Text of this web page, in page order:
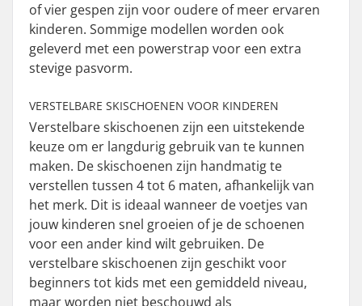
of vier gespen zijn voor oudere of meer ervaren
kinderen. Sommige modellen worden ook
geleverd met een powerstrap voor een extra
stevige pasvorm.
VERSTELBARE SKISCHOENEN VOOR KINDEREN
Verstelbare skischoenen zijn een uitstekende
keuze om er langdurig gebruik van te kunnen
maken. De skischoenen zijn handmatig te
verstellen tussen 4 tot 6 maten, afhankelijk van
het merk. Dit is ideaal wanneer de voetjes van
jouw kinderen snel groeien of je de schoenen
voor een ander kind wilt gebruiken. De
verstelbare skischoenen zijn geschikt voor
beginners tot kids met een gemiddeld niveau,
maar worden niet beschouwd als